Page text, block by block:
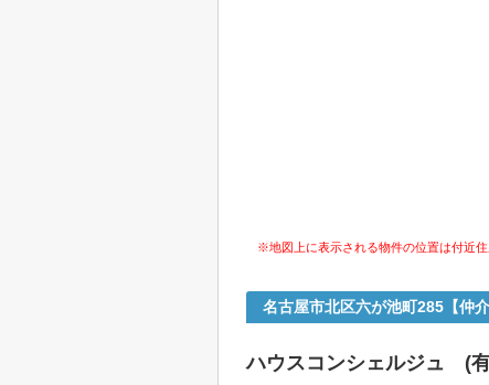
※地図上に表示される物件の位置は付近
名古屋市北区六が池町285【仲
ハウスコンシェルジュ (